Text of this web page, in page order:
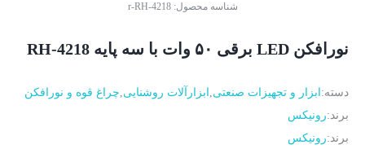
شناسه محصول:r-RH-4218
نورافکن LED برقی ۵۰ وات با سه پایه RH-4218
دسته: ابزار و تجهیزات صنعتی, ابزارآلات روشنایی,چراغ قوه و نورافکن
برند:رونیکس
برند:رونیکس